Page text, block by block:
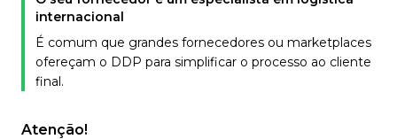
internacional
É comum que grandes fornecedores ou marketplaces
ofereçam o DDP para simplificar o processo ao cliente
final.
Atenção!